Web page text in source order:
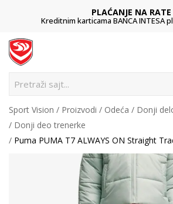
PLAĆANJE NA RATE
Kreditnim karticama BANCA INTESA
P
Sport Vision Proizvodi Odeća
Donji
Donji deo trenerke
Puma PUMA T7 ALWAYS ON Straight